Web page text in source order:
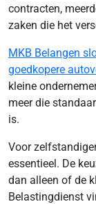
contracten,
zaken die het
MKB Belangen
goedkopere
kleine
meer die
is.
Voor
essentieel. De
dan alleen of de
Belastingdienst